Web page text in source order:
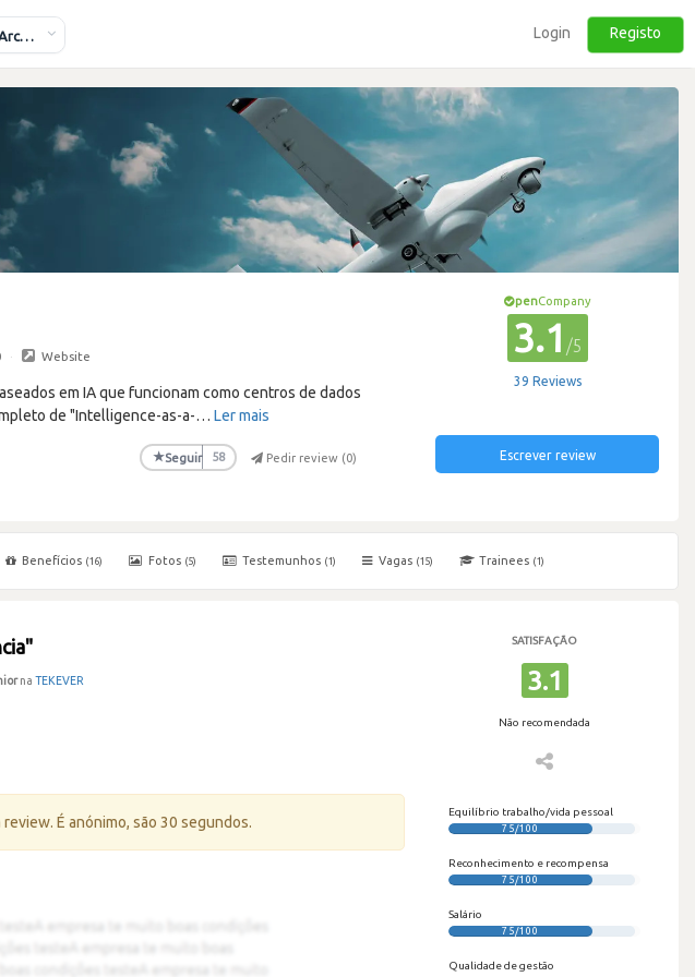
Senior AI Solutions Architect Login Registo
· Website
em IA que funcionam como centros de dados
de "Intelligence-as-a-… Ler mais
★Seguir 58 Pedir review (0)
penCompany
3.1 /5
39 Reviews
Escrever review
Benefícios (16) Fotos (5) Testemunhos (1) Vagas (15) Trainees (1)
naTEKEVER
SATISFAÇÃO
3.1
Não recomendada
review. É anónimo, são 30 segundos.
Equilíbrio trabalho/vida pessoal
75/100
Reconhecimento e recompensa
75/100
Salário
75/100
Qualidade de gestão